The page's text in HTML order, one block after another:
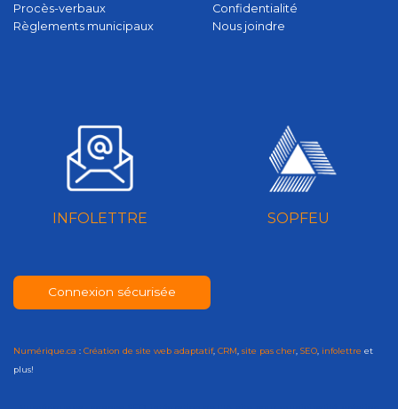
Procès-verbaux
Règlements municipaux
Confidentialité
Nous joindre
INFOLETTRE SOPFEU
Connexion sécurisée
Numérique.ca : Création de site web adaptatif, CRM, site pas cher, SEO, infolettre et
plus!